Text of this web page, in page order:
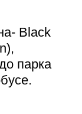
Black
парка